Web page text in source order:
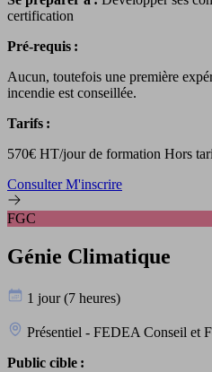
certification
Pré-requis :
Aucun, toutefois une première
incendie est conseillée.
Tarifs :
570€ HT/jour de formation Hors
ConsulterM'inscrire
FGC
Génie Climatique
1 jour (7 heures)
Présentiel - FEDEA Conseil et
Public cible :